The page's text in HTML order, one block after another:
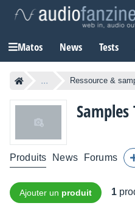
Matos News Tests
... Ressource &
Produits News Forums
Ajouter un produit 1